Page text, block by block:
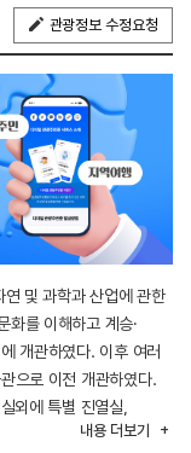
관광정보 수정요청
및 과학과 산업에 관한
화를 이해하고 계승·
개관하였다. 이후 여러
으로 이전 개관하였다.
외에 특별 진열실,
학술 활동을 꾸준히 하고
내용 더보기